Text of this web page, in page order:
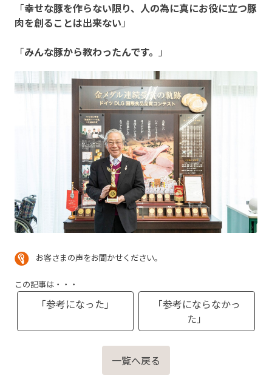
「幸せな豚を作らない限り、人の為に真にお役に立つ豚
肉を創ることは出来ない 」
「みんな豚から教わったんです。 」
お客さまの声をお聞かせください。
この記事は・・・
「参考になった」
「参考にならなかっ
た」
一覧へ戻る